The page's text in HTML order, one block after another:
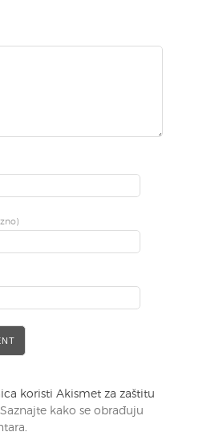
koristi Akismet za zaštitu
Saznajte kako se obrađuju